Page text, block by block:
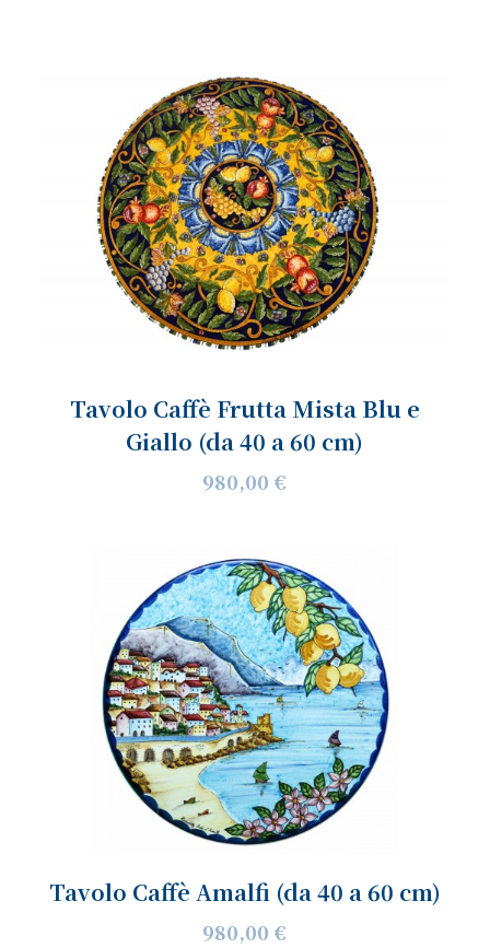
Tavolo Caffè Frutta Mista Blu e
Giallo (da 40 a 60 cm)
980,00 €
Tavolo Caffè Amalfi (da 40 a 60 cm)
980,00 €